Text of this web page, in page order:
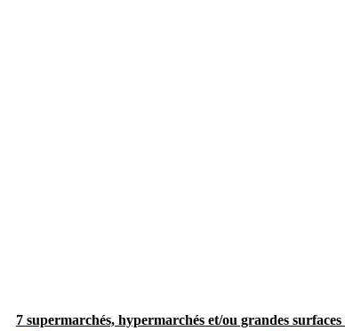
7 supermarchés, hypermarchés et/ou grandes